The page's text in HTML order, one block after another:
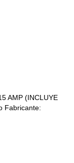
AMP (INCLUYE
Fabricante: